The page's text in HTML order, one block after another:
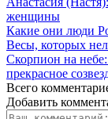
женщины
Какие они люди
Весы, которых
Скорпион на
прекрасное
Всего
Добавить